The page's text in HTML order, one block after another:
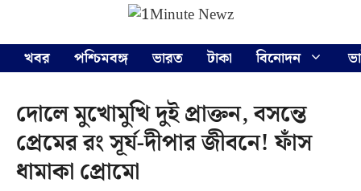
content
খবর
পশ্চিমবঙ্গ ভারত টাকা বিনোদন
দোলে মুখোমুখি দুই প্রাক্তন, বসন্তে
প্রেমের রং সূর্য-দীপার জীবনে! ফাঁস
ধামাকা প্রোমো